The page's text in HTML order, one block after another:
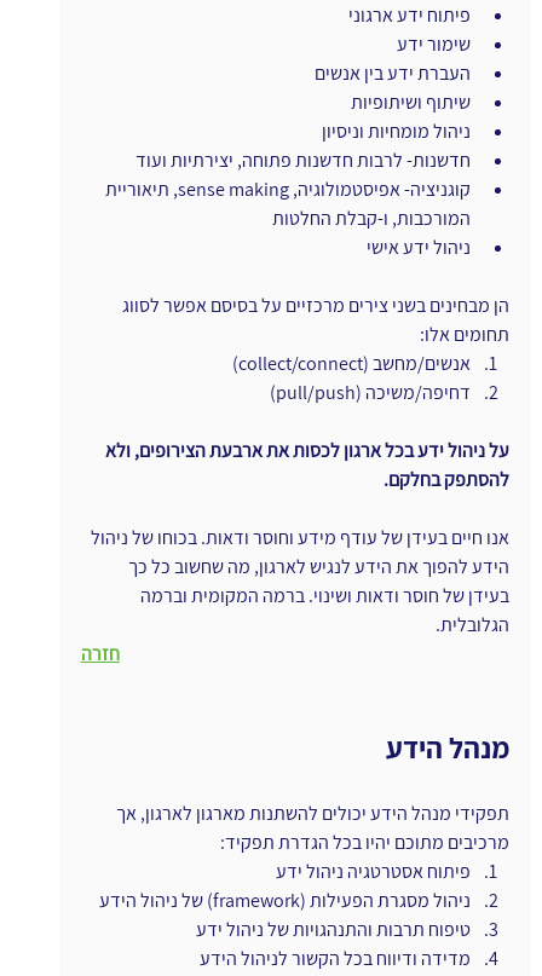
פיתוח ידע ארגוני
שימור ידע
העברת ידע בין אנשים
שיתוף ושיתופיות
ניהול מומחיות וניסיון
חדשנות- לרבות חדשנות פתוחה, יצירתיות ועוד
קוגניציה- אפיסטמולוגיה, sense making, תיאוריית
המורכבות, ו-קבלת החלטות
ניהול ידע אישי
הן מבחינים בשני צירים מרכזיים על בסיסם אפשר לסווג
תחומים אלו:
אנשים/מחשב (collect/connect)
דחיפה/משיכה (pull/push)
על ניהול ידע בכל ארגון לכסות את ארבעת הצירופים, ולא
להסתפק בחלקם.
אנו חיים בעידן של עודף מידע וחוסר ודאות. בכוחו של ניהול
הידע להפוך את הידע לנגיש לארגון, מה שחשוב כל כך
בעידן של חוסר ודאות ושינוי. ברמה המקומית וברמה
הגלובלית.
חזרה
מנהל הידע
תפקידי מנהל הידע יכולים להשתנות מארגון לארגון, אך
מרכיבים מתוכם יהיו בכל הגדרת תפקיד:
פיתוח אסטרטגיה ניהול ידע
ניהול מסגרת הפעילות (framework) של ניהול הידע
טיפוח תרבות והתנהגויות של ניהול ידע
מדידה ודיווח בכל הקשור לניהול הידע